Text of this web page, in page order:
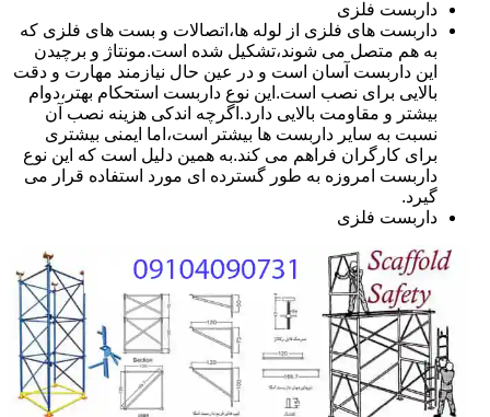
داربست فلزی
داربست های فلزی از لوله ها،اتصالات و بست های فلزی که
به هم متصل می شوند،تشکیل شده است.مونتاژ و برچیدن
این داربست آسان است و در عین حال نیازمند مهارت و دقت
بالایی برای نصب است.این نوع داربست استحکام بهتر،دوام
بیشتر و مقاومت بالایی دارد.اگرچه اندکی هزینه نصب آن
نسبت به سایر داربست ها بیشتر است،اما ایمنی بیشتری
برای کارگران فراهم می کند.به همین دلیل است که این نوع
داربست امروزه به طور گسترده ای مورد استفاده قرار می
گیرد.
داربست فلزی